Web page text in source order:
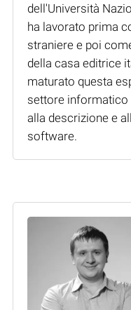
dell'Università
ha lavorato prima
straniere e poi
della casa editrice
maturato questa
settore informatico
alla descrizione e
software.